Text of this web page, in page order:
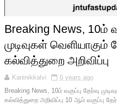
Breaking News, 10ம்
முடிவுகள் வெளியாகும்
கல்வித்துறை அறிவிப்பு
Kaninikkalvi
6 years ago
Breaking News, 10ம் வகுப்பு தேர்வு
கல்வித்துறை அறிவிப்பு 10 ஆம் வகுப்பு